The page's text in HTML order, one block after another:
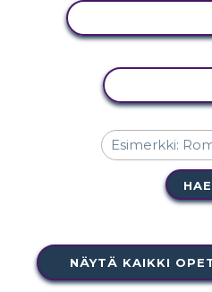
HAE
NÄYTÄ KAIKKI